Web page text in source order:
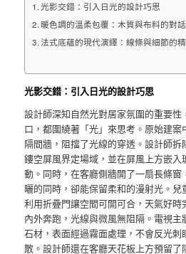
光影交錯：引入日光的設計巧思
暖色調的溫柔包覆：木質與布料的對話
法式底蘊的現代演繹：線條與細節的
光影交錯：引入日光的設計巧思
設計師深知自然光對居家氛圍的重要
口，都圍繞著「光」來思考。原始建
隔間牆，阻擋了光線的穿透。設計師
鏤空屏風界定場域，並在屏風上方嵌
動。同時，在客廳側牆開了一扇長條
曬的同時，卻能保留柔和的漫射光。
利用折疊門讓空間可開可合，天氣好
內外奔跑，光線與微風無阻隔。電視
石材，表面經過霧面處理，不會反光
散。設計師還在客廳天花板上方預留